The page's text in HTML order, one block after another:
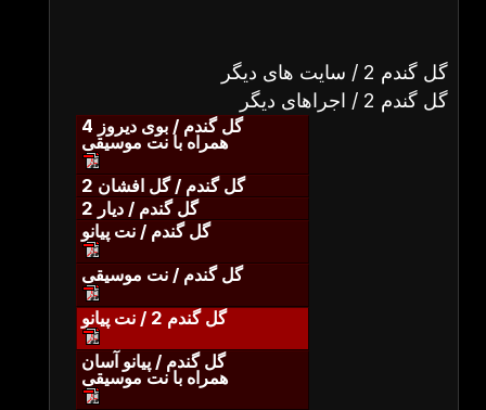
گل گندم 2 / سایت های دیگر
گل گندم 2 / اجراهای دیگر
گل گندم / بوی دیروز 4
همراه با نت موسیقی
گل گندم / گل افشان 2
گل گندم / دیار 2
گل گندم / نت پیانو
گل گندم / نت موسیقی
گل گندم 2 / نت پیانو
گل گندم / پیانو آسان
همراه با نت موسیقی